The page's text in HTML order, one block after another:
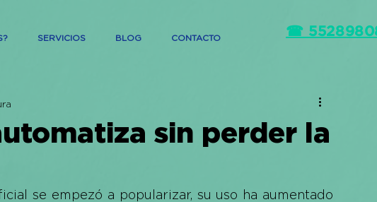
SERVICIOS BLOG CONTACTO ☎
sin perder la
se empezó a popularizar, su uso ha aumentado